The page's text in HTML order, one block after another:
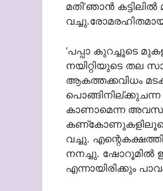
മതി’ഞാന്‍
വച്ചു.രോമരഹിതമായ
‘പപ്പാ കുറച്ചൂടെ
നയിറ്റിയുടെ തല
ആകത്തക്കവിധം
പൊങ്ങിനില്ക്കുചന്ന
കാണാമെന്ന
കണ്കോണുകളിലൂടെ
വച്ചു.
നനച്ചു. ഷോറൂമില്‍
എന്നായിരിക്കും